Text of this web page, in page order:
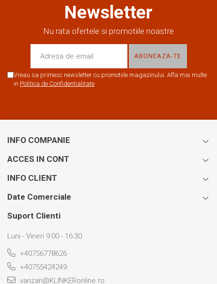
Newsletter
Nu rata ofertele si promotiile noastre
Vreau sa primesc newsletter cu promotiile magazinului. Afla mai multe
in Politica de Confidentialitate
INFO COMPANIE
ACCES IN CONT
INFO CLIENT
Date Comerciale
Suport Clienti
Luni - Vineri 9:00 - 16:30
+40756778626
+40755424249
vanzari@KLINKERonline.ro